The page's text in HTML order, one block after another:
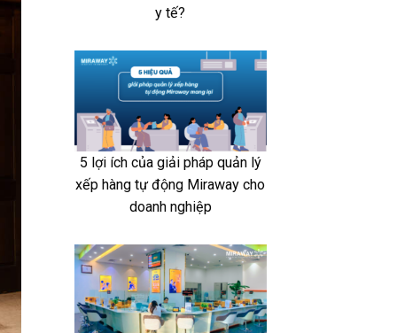
y tế?
5 lợi ích của giải pháp quản lý
xếp hàng tự động Miraway cho
doanh nghiệp